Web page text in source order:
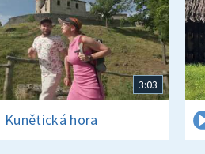
3:03
Kunětická hora